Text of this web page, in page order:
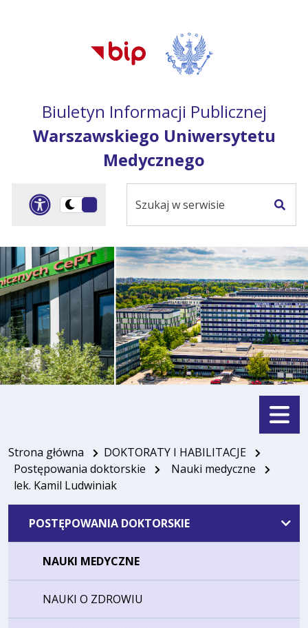
głównego menu
serwisu
Biuletyn Informacji Publicznej
Warszawskiego Uniwersytetu
Medycznego
Panel dostosowania
Przełącz
ciemną
serwisie
Menu
Strona główna
DOKTORATY I HABILITACJE
Postępowania doktorskie
Nauki medyczne
lek. Kamil Ludwiniak
POSTĘPOWANIA DOKTORSKIE
NAUKI MEDYCZNE
NAUKI O ZDROWIU